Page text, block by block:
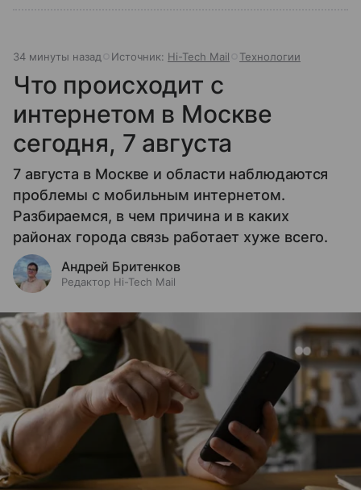
34 минуты назад Источник: Hi-Tech Mail Технологии
Что происходит с
интернетом в Москве
сегодня, 7 августа
7 августа в Москве и области наблюдаются
проблемы с мобильным интернетом.
Разбираемся, в чем причина и в каких
районах города связь работает хуже всего.
Андрей Бритенков
Редактор Hi-Tech Mail